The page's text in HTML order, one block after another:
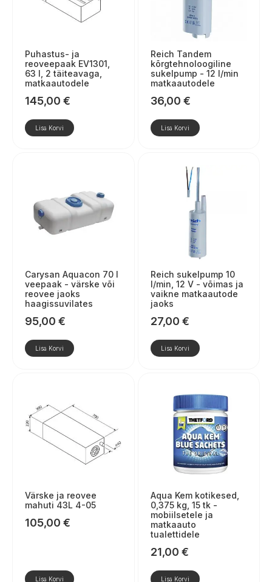
Puhastus- ja
reoveepaak EV1301,
63 l, 2 täiteavaga,
matkaautodele
145,00 €
Lisa Korvi
Reich Tandem
kõrgtehnoloogiline
sukelpump - 12 l/min
matkaautodele
36,00 €
Lisa Korvi
Carysan Aquacon 70 l
veepaak - värske või
reovee jaoks
haagissuvilates
95,00 €
Lisa Korvi
Reich sukelpump 10
l/min, 12 V - võimas ja
vaikne matkaautode
jaoks
27,00 €
Lisa Korvi
Värske ja reovee
mahuti 43L 4-05
105,00 €
Lisa Korvi
Aqua Kem kotikesed,
0,375 kg, 15 tk -
mobiilsetele ja
matkaauto
tualettidele
21,00 €
Lisa Korvi